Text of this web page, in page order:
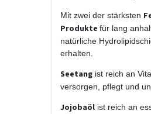
Mit zwei der stärksten
Produkte für lang
natürliche
erhalten.
Seetang ist reich an
versorgen, pflegt und
Jojobaöl ist reich an